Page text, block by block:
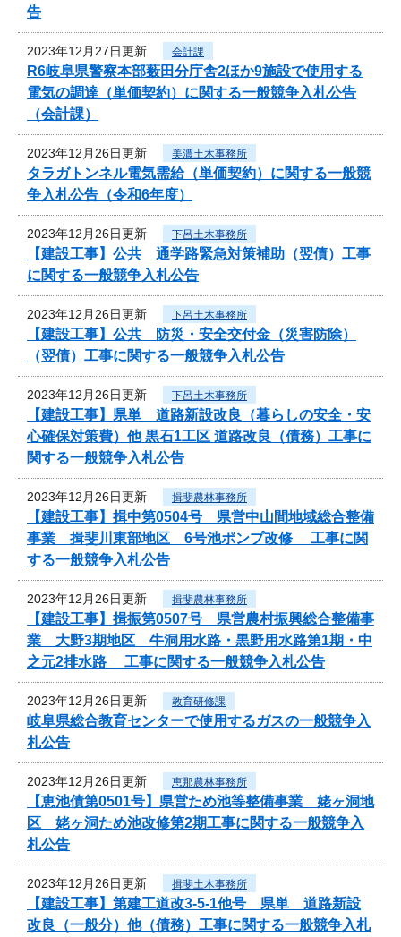
告
2023年12月27日更新 会計課
R6岐阜県警察本部薮田分庁舎2ほか9施設で使用する
電気の調達（単価契約）に関する一般競争入札公告
（会計課）
2023年12月26日更新 美濃土木事務所
タラガトンネル電気需給（単価契約）に関する一般競
争入札公告（令和6年度）
2023年12月26日更新 下呂土木事務所
【建設工事】公共 通学路緊急対策補助（翌債）工事
に関する一般競争入札公告
2023年12月26日更新 下呂土木事務所
【建設工事】公共 防災・安全交付金（災害防除）
（翌債）工事に関する一般競争入札公告
2023年12月26日更新 下呂土木事務所
【建設工事】県単 道路新設改良（暮らしの安全・安
心確保対策費）他 黒石1工区 道路改良（債務）工事に
関する一般競争入札公告
2023年12月26日更新 揖斐農林事務所
【建設工事】揖中第0504号 県営中山間地域総合整備
事業 揖斐川東部地区 6号池ポンプ改修 工事に関
する一般競争入札公告
2023年12月26日更新 揖斐農林事務所
【建設工事】揖振第0507号 県営農村振興総合整備事
業 大野3期地区 牛洞用水路・黒野用水路第1期・中
之元2排水路 工事に関する一般競争入札公告
2023年12月26日更新 教育研修課
岐阜県総合教育センターで使用するガスの一般競争入
札公告
2023年12月26日更新 恵那農林事務所
【恵池債第0501号】県営ため池等整備事業 姥ヶ洞地
区 姥ヶ洞ため池改修第2期工事に関する一般競争入
札公告
2023年12月26日更新 揖斐土木事務所
【建設工事】第建工道改3-5-1他号 県単 道路新設
改良（一般分）他（債務）工事に関する一般競争入札